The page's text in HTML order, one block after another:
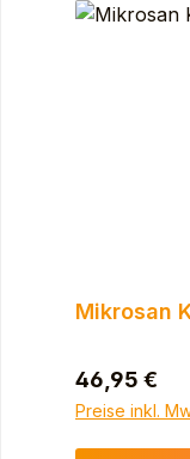
Mikrosan
Regulärer
46,95 €
Preise inkl.